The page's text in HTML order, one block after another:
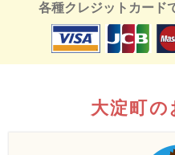
各種クレジットカード
大淀町の